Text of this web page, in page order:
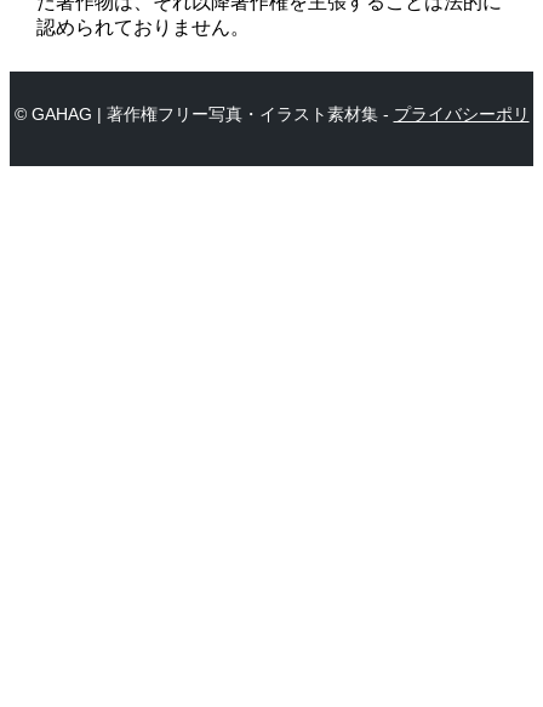
認められておりません。
© GAHAG | 著作権フリー写真・イラスト素材集 - プライバシーポリ